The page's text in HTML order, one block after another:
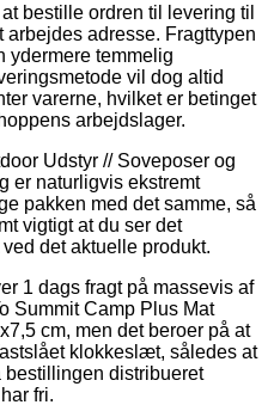
bestille ordren til levering til
adresse. Fragttypen
ydermere temmelig
vil dog altid
varerne, hvilket er betinget
arbejdslager.
Udstyr // Soveposer og
er naturligvis ekstremt
pakken med det samme, så
vigtigt at du ser det
det aktuelle produkt.
1 dags fragt på massevis af
Summit Camp Plus Mat
cm, men det beroer på at
klokkeslæt, således at
bestillingen distribueret
fri.